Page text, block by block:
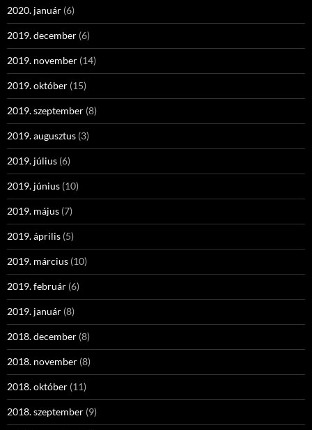
2020. január (6)
2019. december (6)
2019. november (14)
2019. október (15)
2019. szeptember (8)
2019. augusztus (3)
2019. július (6)
2019. június (10)
2019. május (7)
2019. április (5)
2019. március (10)
2019. február (6)
2019. január (8)
2018. december (8)
2018. november (8)
2018. október (11)
2018. szeptember (9)